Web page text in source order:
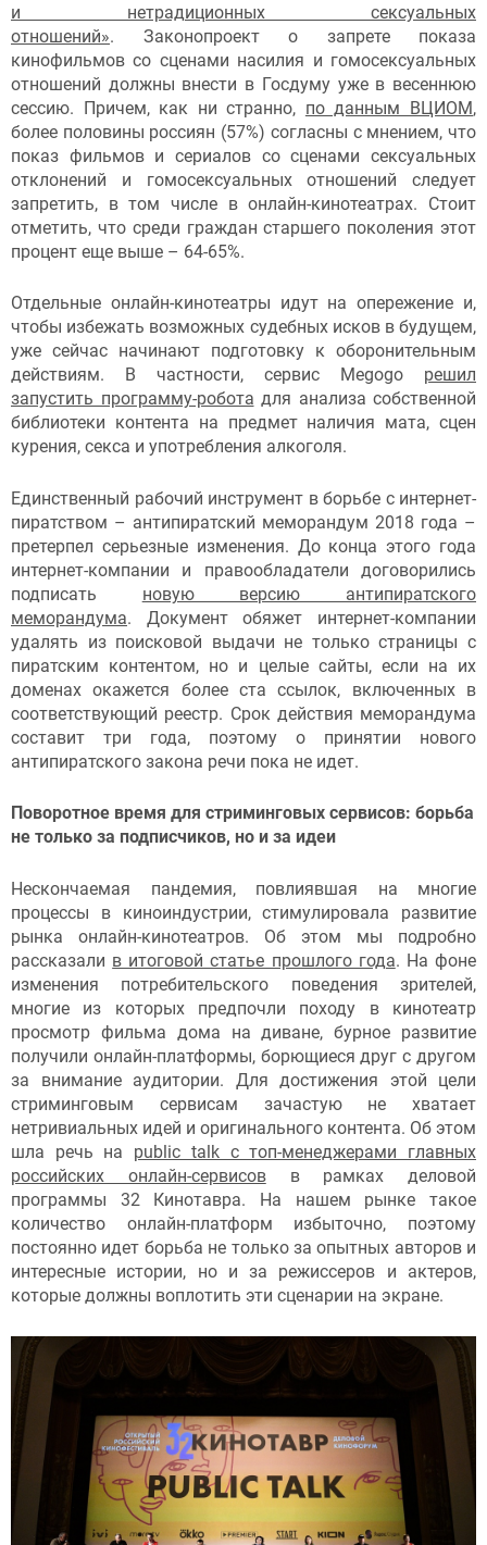
и нетрадиционных сексуальных
отношений». Законопроект о запрете показа
кинофильмов со сценами насилия и гомосексуальных
отношений должны внести в Госдуму уже в весеннюю
сессию. Причем, как ни странно, по данным ВЦИОМ,
более половины россиян (57%) согласны с мнением, что
показ фильмов и сериалов со сценами сексуальных
отклонений и гомосексуальных отношений следует
запретить, в том числе в онлайн-кинотеатрах. Стоит
отметить, что среди граждан старшего поколения этот
процент еще выше – 64-65%.
Отдельные онлайн-кинотеатры идут на опережение и,
чтобы избежать возможных судебных исков в будущем,
уже сейчас начинают подготовку к оборонительным
действиям. В частности, сервис Megogo решил
запустить программу-робота для анализа собственной
библиотеки контента на предмет наличия мата, сцен
курения, секса и употребления алкоголя.
Единственный рабочий инструмент в борьбе с интернет-
пиратством – антипиратский меморандум 2018 года –
претерпел серьезные изменения. До конца этого года
интернет-компании и правообладатели договорились
подписать новую версию антипиратского
меморандума. Документ обяжет интернет-компании
удалять из поисковой выдачи не только страницы с
пиратским контентом, но и целые сайты, если на их
доменах окажется более ста ссылок, включенных в
соответствующий реестр. Срок действия меморандума
составит три года, поэтому о принятии нового
антипиратского закона речи пока не идет.
Поворотное время для стриминговых сервисов: борьба
не только за подписчиков, но и за идеи
Нескончаемая пандемия, повлиявшая на многие
процессы в киноиндустрии, стимулировала развитие
рынка онлайн-кинотеатров. Об этом мы подробно
рассказали в итоговой статье прошлого года. На фоне
изменения потребительского поведения зрителей,
многие из которых предпочли походу в кинотеатр
просмотр фильма дома на диване, бурное развитие
получили онлайн-платформы, борющиеся друг с другом
за внимание аудитории. Для достижения этой цели
стриминговым сервисам зачастую не хватает
нетривиальных идей и оригинального контента. Об этом
шла речь на public talk с топ-менеджерами главных
российских онлайн-сервисовв рамках деловой
программы 32 Кинотавра. На нашем рынке такое
количество онлайн-платформ избыточно, поэтому
постоянно идет борьба не только за опытных авторов и
интересные истории, но и за режиссеров и актеров,
которые должны воплотить эти сценарии на экране.